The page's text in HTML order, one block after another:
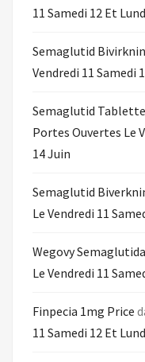
11 Samedi 12 Et
Semaglutid
Vendredi 11 Samedi
Semaglutid
Portes Ouvertes Le
14 Juin
Semaglutid
Le Vendredi 11
Wegovy Semaglutida
Le Vendredi 11
Finpecia 1mg Price
11 Samedi 12 Et